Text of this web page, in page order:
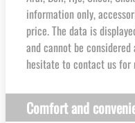
information only,
price. The data is
and cannot be
hesitate to contact us for
Comfort and